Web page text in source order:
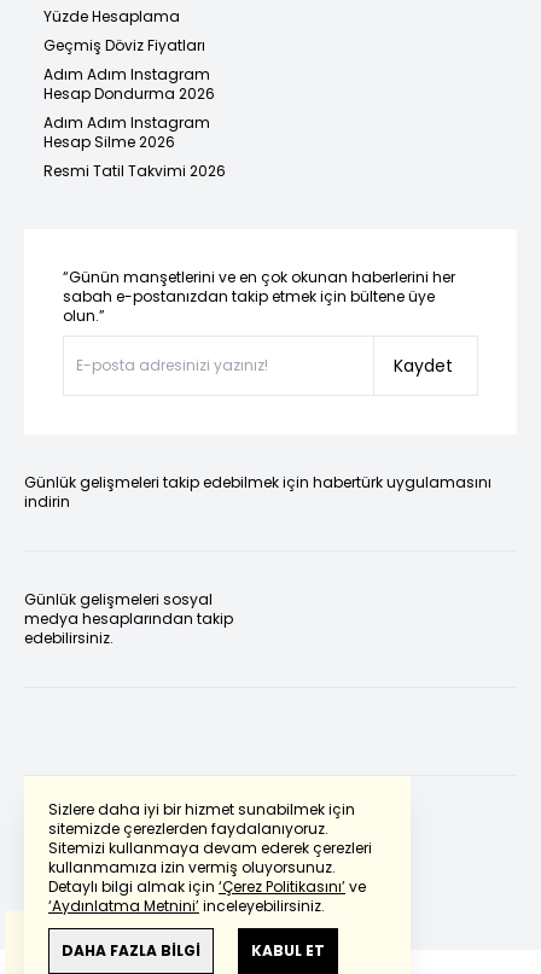
Sizlere daha iyi bir hizmet sunabilmek için
sitemizde çerezlerden faydalanıyoruz.
Sitemizi kullanmaya devam ederek çerezleri
kullanmamıza izin vermiş oluyorsunuz.
Detaylı bilgi almak için ‘Çerez Politikasını’ve
‘Aydınlatma Metnini’inceleyebilirsiniz.
DAHA FAZLA BİLGİ KABUL ET
Yüzde Hesaplama
Geçmiş Döviz Fiyatları
Adım Adım Instagram
Hesap Dondurma 2026
Adım Adım Instagram
Hesap Silme 2026
Resmi Tatil Takvimi 2026
“Günün manşetlerini ve en çok okunan haberlerini her
sabah e-postanızdan takip etmek için bültene üye
olun.”
Kaydet
Günlük gelişmeleri takip edebilmek için habertürk uygulamasını
indirin
Günlük gelişmeleri sosyal
medya hesaplarından takip
edebilirsiniz.
Powered by Translate
Bu çevirideGoogle Transletekullanılmıştır.
Anlam ve çeviri hatalarından
haberturk.com
sorumlu değildir.